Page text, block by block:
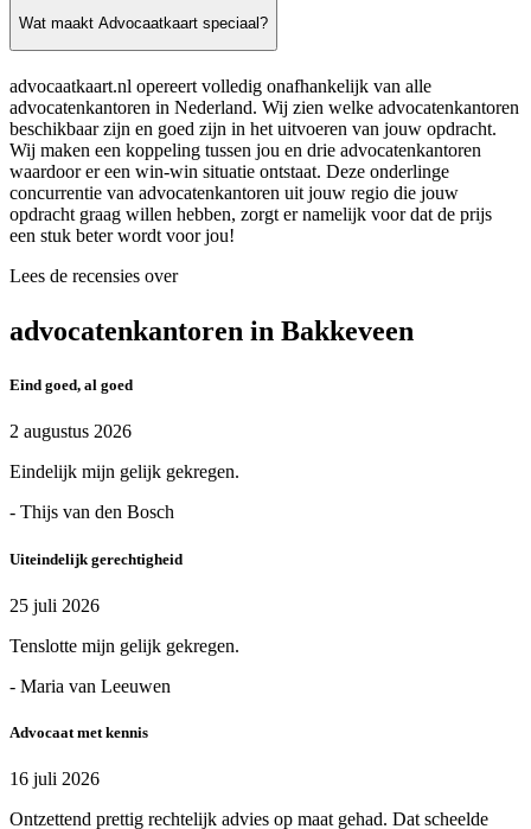
Wat maakt Advocaatkaart speciaal?
advocaatkaart.nl opereert volledig onafhankelijk van alle
advocatenkantoren in Nederland. Wij zien welke advocatenkantoren
beschikbaar zijn en goed zijn in het uitvoeren van jouw opdracht.
Wij maken een koppeling tussen jou en drie advocatenkantoren
waardoor er een win-win situatie ontstaat. Deze onderlinge
concurrentie van advocatenkantoren uit jouw regio die jouw
opdracht graag willen hebben, zorgt er namelijk voor dat de prijs
een stuk beter wordt voor jou!
Lees de recensies over
advocatenkantoren in Bakkeveen
Eind goed, al goed
2 augustus 2026
Eindelijk mijn gelijk gekregen.
- Thijs van den Bosch
Uiteindelijk gerechtigheid
25 juli 2026
Tenslotte mijn gelijk gekregen.
- Maria van Leeuwen
Advocaat met kennis
16 juli 2026
Ontzettend prettig rechtelijk advies op maat gehad. Dat scheelde